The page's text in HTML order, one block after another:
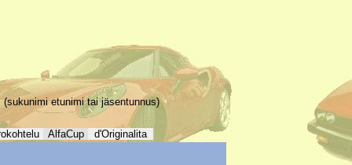
(sukunimi etunimi tai jäsentunnus)
AlfaCup d'Originalita